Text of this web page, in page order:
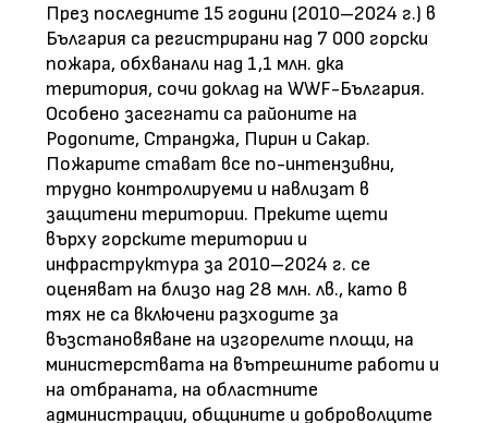
През последните 15 години (2010–2024 г.) в
България са регистрирани над 7 000 горски
пожара, обхванали над 1,1 млн. дка
територия, сочи доклад на WWF-България.
Особено засегнати са районите на
Родопите, Странджа, Пирин и Сакар.
Пожарите стават все по-интензивни,
трудно контролируеми и навлизат в
защитени територии. Преките щети
върху горските територии и
инфраструктура за 2010–2024 г. се
оценяват на близо над 28 млн. лв., като в
тях не са включени разходите за
възстановяване на изгорелите площи, на
министерствата на вътрешните работи и
на отбраната, на областните
администрации, общините и доброволците